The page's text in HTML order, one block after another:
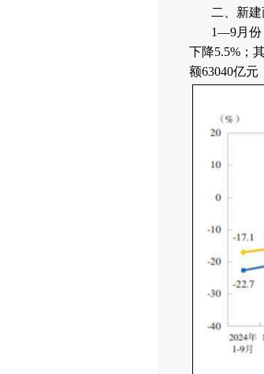
二、新
1—9月份
下降5.5%；
额63040亿元